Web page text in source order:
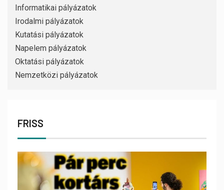
Informatikai pályázatok
Irodalmi pályázatok
Kutatási pályázatok
Napelem pályázatok
Oktatási pályázatok
Nemzetközi pályázatok
FRISS